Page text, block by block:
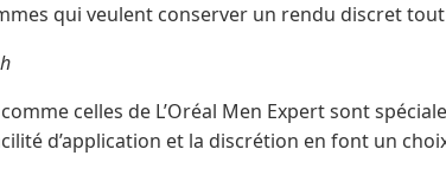
qui veulent conserver un rendu discret
celles de L’Oréal Men Expert sont
d’application et la discrétion en font un